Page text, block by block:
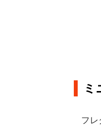
ミ
フレ